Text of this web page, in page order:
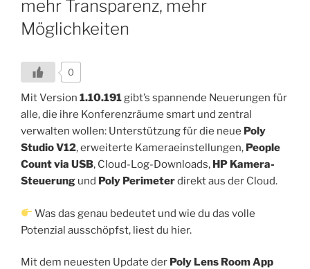
mehr Transparenz, mehr
Möglichkeiten
0
Mit Version 1.10.191gibt’s spannende Neuerungen für
alle, die ihre Konferenzräume smart und zentral
verwalten wollen: Unterstützung für die neue Poly
Studio V12, erweiterte Kameraeinstellungen, People
Count via USB, Cloud-Log-Downloads, HP Kamera-
Steuerung und Poly Perimeterdirekt aus der Cloud.
Was das genau bedeutet und wie du das volle
Potenzial ausschöpfst, liest du hier.
Mit dem neuesten Update der Poly Lens Room App